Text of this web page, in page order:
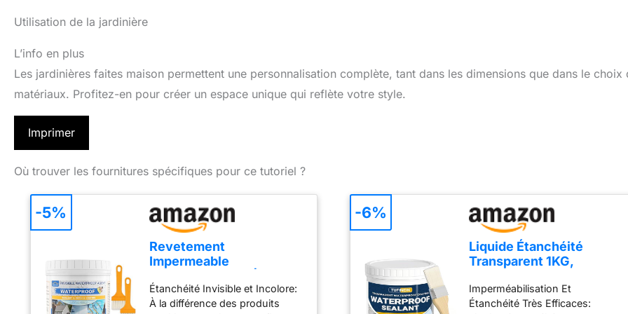
Utilisation de la jardinière
L’info en plus
Les jardinières faites maison permettent une personnalisation complète, tant dans les dimensions que dans le choix
matériaux. Profitez-en pour créer un espace unique qui reflète votre style.
Imprimer
Où trouver les fournitures spécifiques pour ce tutoriel ?
Revetement
Impermeable
Membrane Etanche
Liquide et Isolante |
Étanchéité Invisible et Incolore:
À la différence des produits
-5%
Liquide Étanchéité
Transparent 1KG,
Revetement
Impermeable
Imperméabilisation Et
Étanchéité Très Efficaces:
-6%